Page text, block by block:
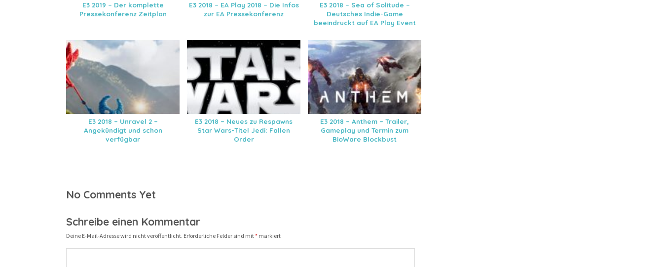
E3 2019 – Der komplette
Pressekonferenz Zeitplan
E3 2018 – EA Play 2018 – Die Infos
zur EA Pressekonferenz
E3 2018 – Sea of Solitude –
Deutsches Indie-Game
beeindruckt auf EA Play Event
E3 2018 – Unravel 2 –
Angekündigt und schon
verfügbar
E3 2018 – Neues zu Respawns
Star Wars-Titel Jedi: Fallen
Order
E3 2018 – Anthem – Trailer,
Gameplay und Termin zum
BioWare Blockbust
No Comments Yet
Schreibe einen Kommentar
Deine E-Mail-Adresse wird nicht veröffentlicht. Erforderliche Felder sind mit* markiert